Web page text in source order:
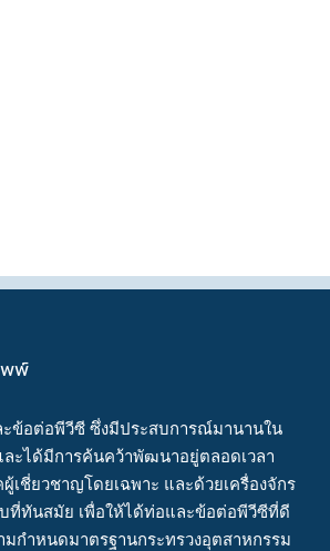
พพ์
ะข้อต่อพีวีซี ซึ่งมีประสบการณ์มานานใน
ละได้มีการค้นคว้าพัฒนาอยู่ตลอดเวลา
เชี่ยวชาญโดยเฉพาะ และด้วยเครื่องจักร
บที่ทันสมัย เพื่อให้ได้ท่อและข้อต่อพีวีซีที่ดี
กำหนดมาตรฐานกระทรวงอุตสาหกรรม